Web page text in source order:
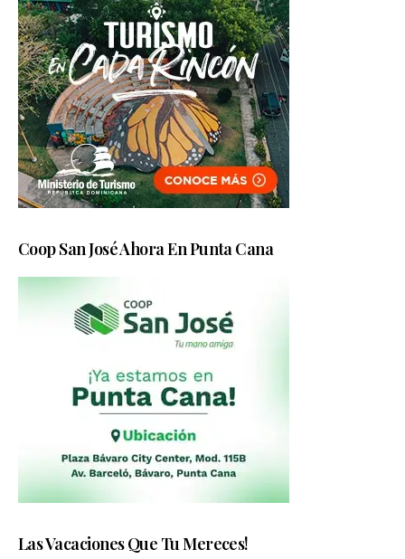
Coop San José Ahora En Punta Cana
Las Vacaciones Que Tu Mereces!